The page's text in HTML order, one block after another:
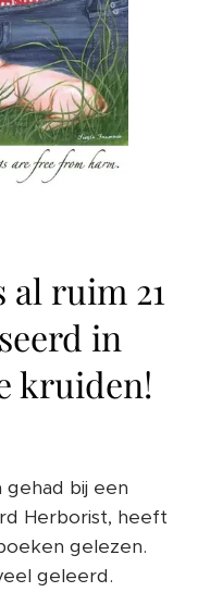
al ruim 21
in
kruiden!
bij een
Herborist, heeft
gelezen.
geleerd.